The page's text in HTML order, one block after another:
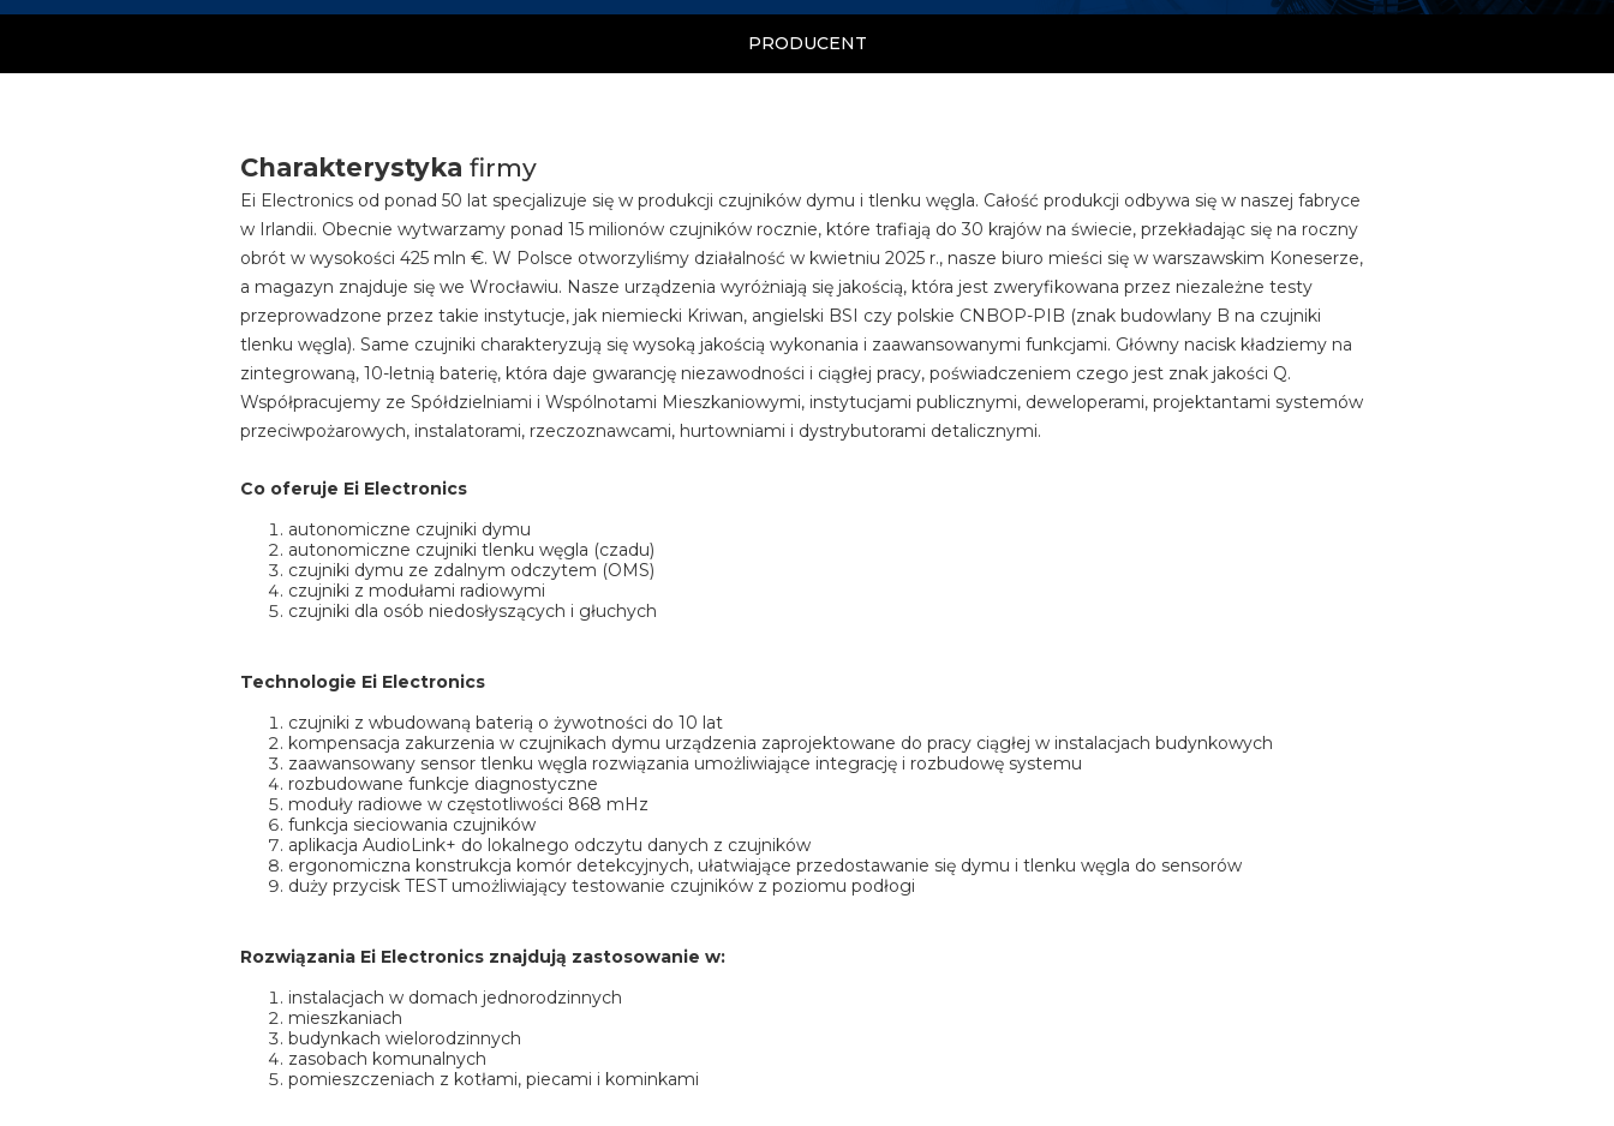
PRODUCENT
Charakterystyka firmy
Ei Electronics od ponad 50 lat specjalizuje się w produkcji czujników dymu i tlenku węgla. Całość produkcji odbywa się w naszej fabryce
w Irlandii. Obecnie wytwarzamy ponad 15 milionów czujników rocznie, które trafiają do 30 krajów na świecie, przekładając się na roczny
obrót w wysokości 425 mln €. W Polsce otworzyliśmy działalność w kwietniu 2025 r., nasze biuro mieści się w warszawskim Koneserze,
a magazyn znajduje się we Wrocławiu. Nasze urządzenia wyróżniają się jakością, która jest zweryfikowana przez niezależne testy
przeprowadzone przez takie instytucje, jak niemiecki Kriwan, angielski BSI czy polskie CNBOP-PIB (znak budowlany B na czujniki
tlenku węgla). Same czujniki charakteryzują się wysoką jakością wykonania i zaawansowanymi funkcjami. Główny nacisk kładziemy na
zintegrowaną, 10-letnią baterię, która daje gwarancję niezawodności i ciągłej pracy, poświadczeniem czego jest znak jakości Q.
Współpracujemy ze Spółdzielniami i Wspólnotami Mieszkaniowymi, instytucjami publicznymi, deweloperami, projektantami systemów
przeciwpożarowych, instalatorami, rzeczoznawcami, hurtowniami i dystrybutorami detalicznymi.
Co oferuje Ei Electronics
autonomiczne czujniki dymu
autonomiczne czujniki tlenku węgla (czadu)
czujniki dymu ze zdalnym odczytem (OMS)
czujniki z modułami radiowymi
czujniki dla osób niedosłyszących i głuchych
Technologie Ei Electronics
czujniki z wbudowaną baterią o żywotności do 10 lat
kompensacja zakurzenia w czujnikach dymu urządzenia zaprojektowane do pracy ciągłej w instalacjach budynkowych
zaawansowany sensor tlenku węgla rozwiązania umożliwiające integrację i rozbudowę systemu
rozbudowane funkcje diagnostyczne
moduły radiowe w częstotliwości 868 mHz
funkcja sieciowania czujników
aplikacja AudioLink+ do lokalnego odczytu danych z czujników
ergonomiczna konstrukcja komór detekcyjnych, ułatwiające przedostawanie się dymu i tlenku węgla do sensorów
duży przycisk TEST umożliwiający testowanie czujników z poziomu podłogi
Rozwiązania Ei Electronics znajdują zastosowanie w:
instalacjach w domach jednorodzinnych
mieszkaniach
budynkach wielorodzinnych
zasobach komunalnych
pomieszczeniach z kotłami, piecami i kominkami